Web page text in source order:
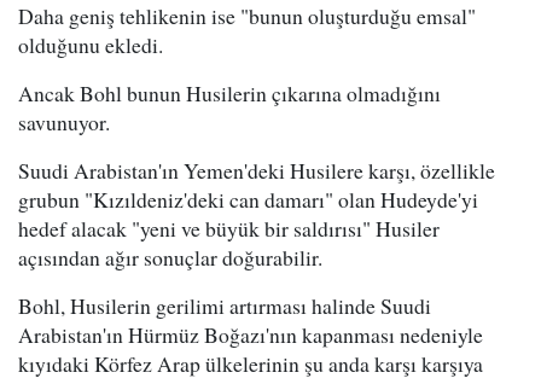
Daha geniş tehlikenin ise "bunun oluşturduğu emsal"
olduğunu ekledi.
Ancak Bohl bunun Husilerin çıkarına olmadığını
savunuyor.
Suudi Arabistan'ın Yemen'deki Husilere karşı, özellikle
grubun "Kızıldeniz'deki can damarı" olan Hudeyde'yi
hedef alacak "yeni ve büyük bir saldırısı" Husiler
açısından ağır sonuçlar doğurabilir.
Bohl, Husilerin gerilimi artırması halinde Suudi
Arabistan'ın Hürmüz Boğazı'nın kapanması nedeniyle
kıyıdaki Körfez Arap ülkelerinin şu anda karşı karşıya